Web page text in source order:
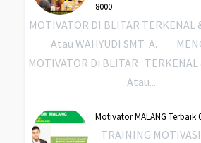
8000
MOTIVATOR DI BLITAR TERKENAL
Atau WAHYUDI SMT A.
MOTIVATOR Di BLITAR TERKENAL
Atau...
Motivator MALANG Terbaik
TRAINING